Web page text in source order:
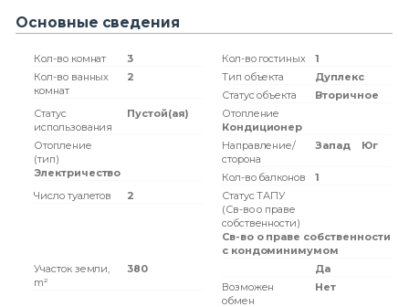
Основные сведения
Кол-во комнат 3 Кол-во гостиных
1
Кол-во ванных
комнат
2 Тип объекта
Дуплекс
Статус объекта
Вторичное
Статус
использования
Пустой(ая)
Отопление
Кондиционер
Отопление
(тип)
Электричество
Направление/
сторона
Запад Юг
Кол-во балконов
1
Число туалетов
2
Статус ТАПУ
(Св-во о праве
собственности)
Св-во о праве собственности
с кондоминимумом
Участок земли,
m²
380
Да
Возможен
обмен
Нет